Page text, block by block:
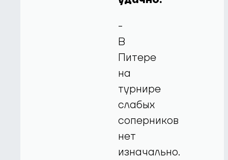
-
В
Питере
на
турнире
слабых
соперников
нет
изначально.